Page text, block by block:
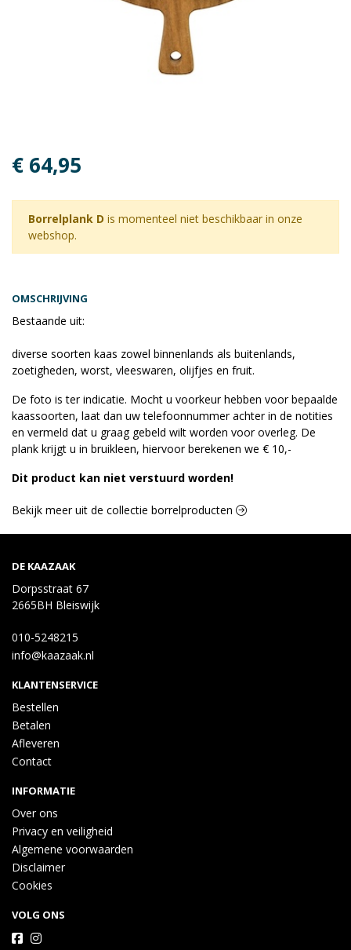
OMSCHRIJVING
Bestaande uit:
diverse soorten kaas zowel binnenlands als buitenlands,
zoetigheden, worst, vleeswaren, olijfjes en fruit.
De foto is ter indicatie. Mocht u voorkeur hebben voor bepaalde
kaassoorten, laat dan uw telefoonnummer achter in de notities
en vermeld dat u graag gebeld wilt worden voor overleg. De
plank krijgt u in bruikleen, hiervoor berekenen we € 10,-
Dit product kan niet verstuurd worden!
€ 64,95
Borrelplank D is momenteel niet beschikbaar in onze
webshop.
Bekijk meer uit de collectie borrelproducten
DE KAAZAAK
Dorpsstraat 67
2665BH Bleiswijk
010-5248215
info@kaazaak.nl
KLANTENSERVICE
Bestellen
Betalen
Afleveren
Contact
INFORMATIE
Over ons
Privacy en veiligheid
Algemene voorwaarden
Disclaimer
Cookies
VOLG ONS